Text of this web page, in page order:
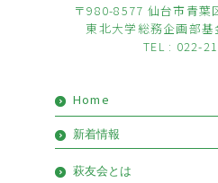
〒980-8577 仙台市青葉
東北大学総務企画部
TEL : 022-
Home
新着情報
お知らせ
イベント
萩友会とは